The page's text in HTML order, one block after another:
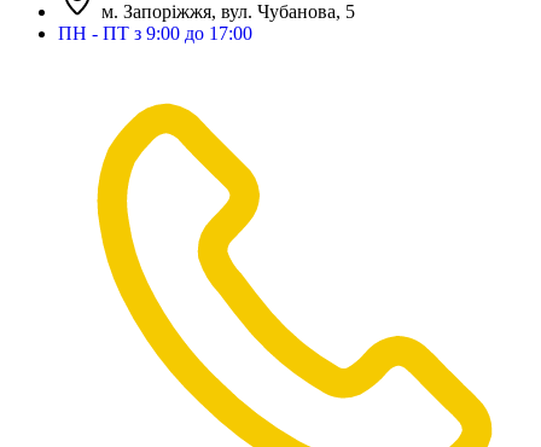
м. Запоріжжя, вул. Чубанова, 5
ПН - ПТ з 9:00 до 17:00